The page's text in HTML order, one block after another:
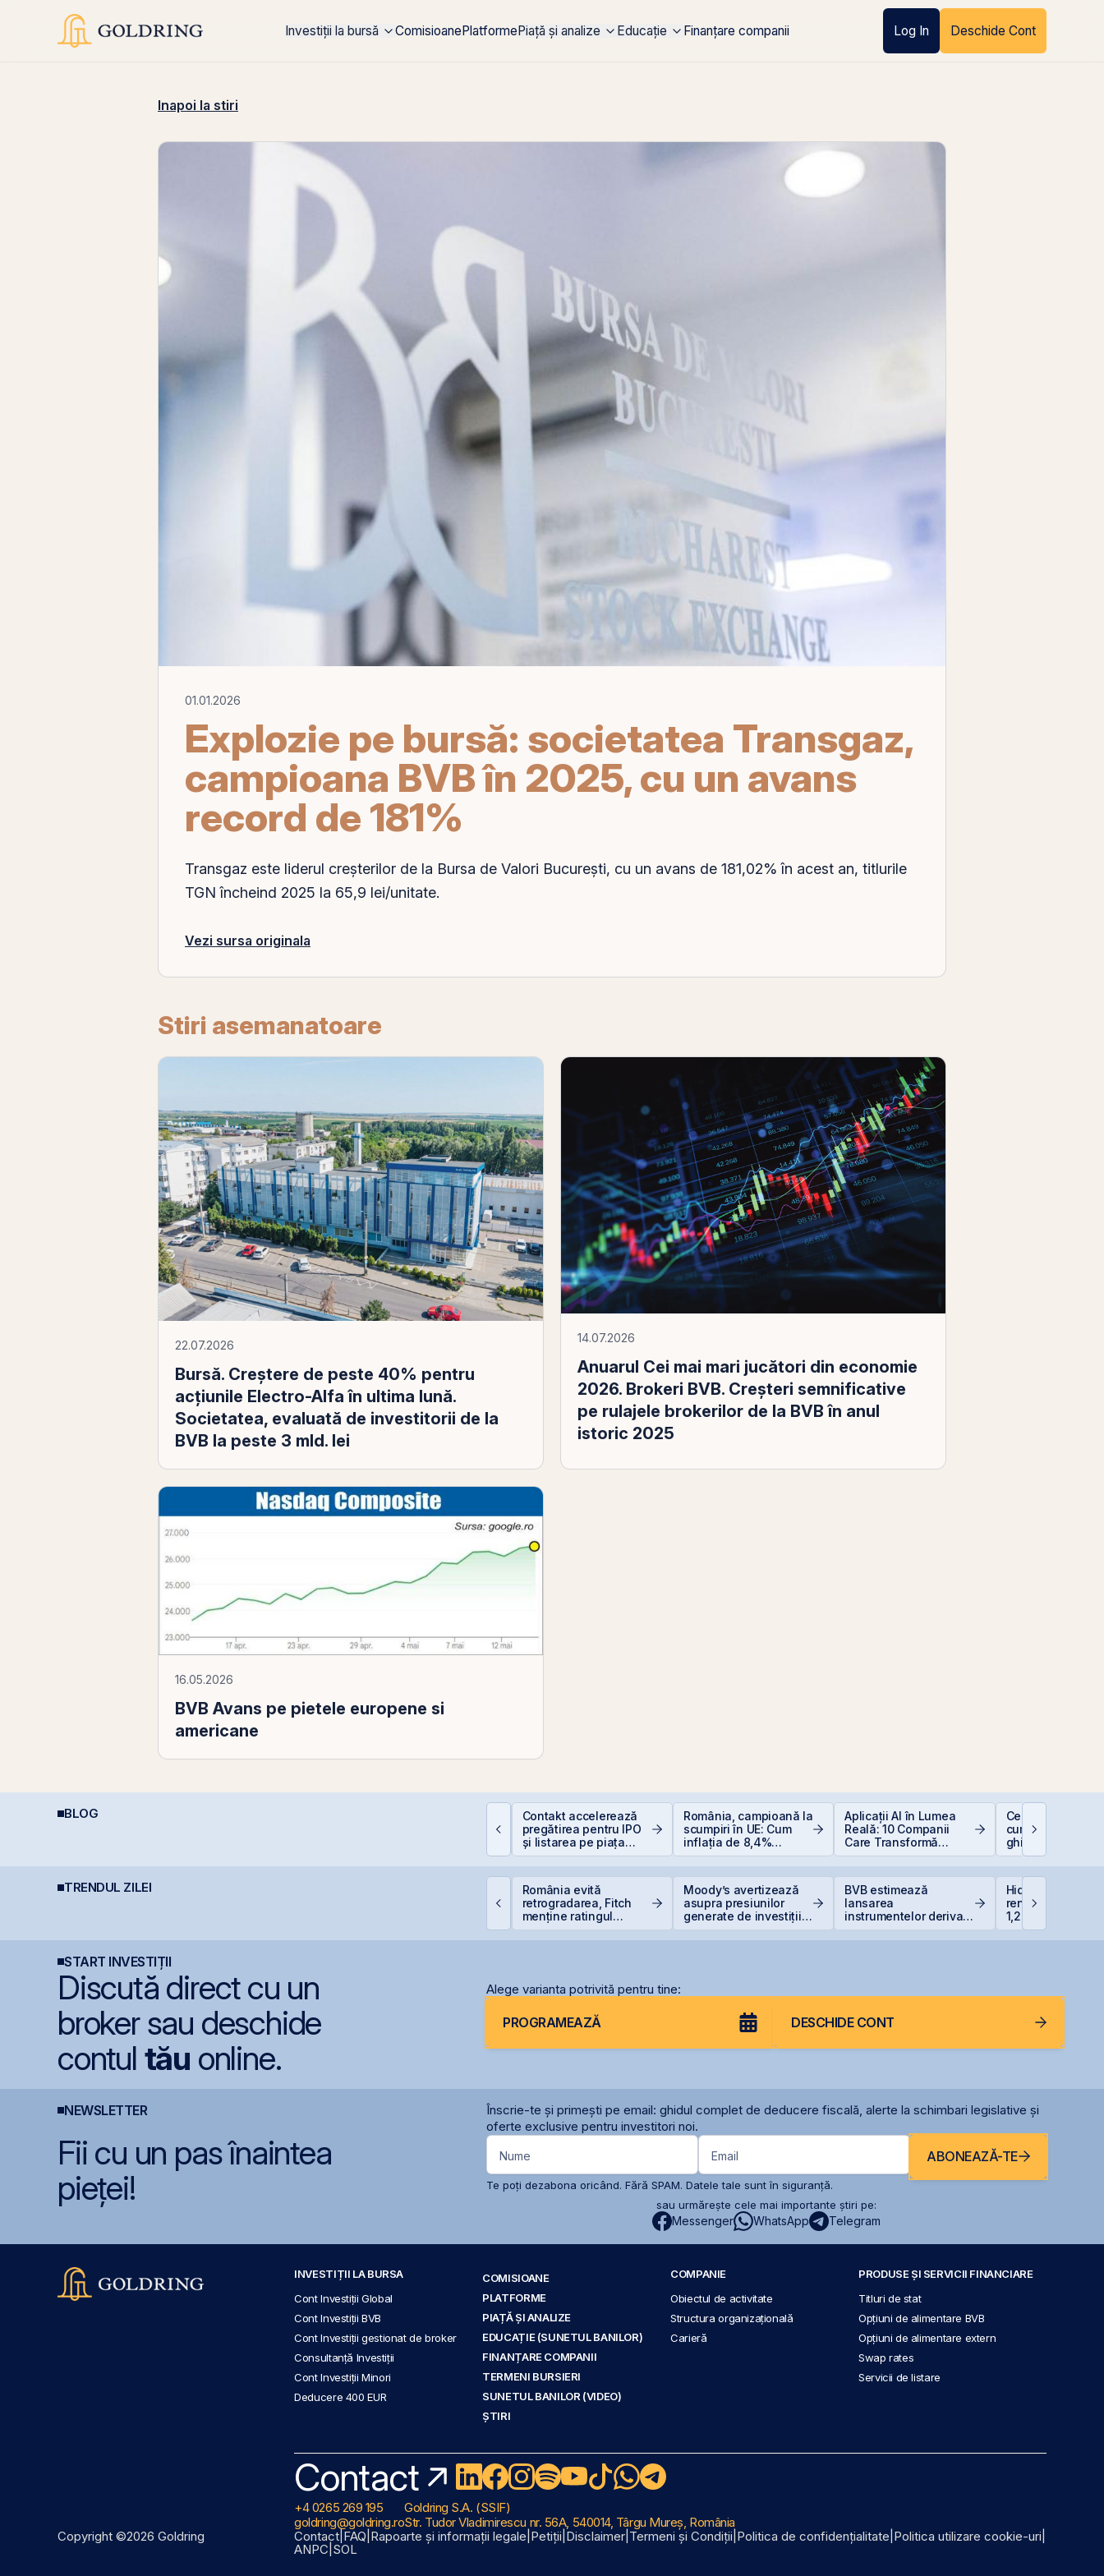
Investiții la bursă ComisioanePlatformePiață și analize Educație Finanțare companii Log In Deschide Cont
Inapoi la stiri
01.01.2026
Explozie pe bursă: societatea Transgaz,
campioana BVB în 2025, cu un avans
record de 181%
Transgaz este liderul creșterilor de la Bursa de Valori București, cu un avans de 181,02% în acest an, titlurile
TGN încheind 2025 la 65,9 lei/unitate.
Vezi sursa originala
Stiri asemanatoare
22.07.2026
Bursă. Creştere de peste 40% pentru
acţiunile Electro-Alfa în ultima lună.
Societatea, evaluată de investitorii de la
BVB la peste 3 mld. lei
14.07.2026
Anuarul Cei mai mari jucători din economie
2026. Brokeri BVB. Creşteri semnificative
pe rulajele brokerilor de la BVB în anul
istoric 2025
16.05.2026
BVB Avans pe pietele europene si
americane
BLOG
REIT-urile industriale –
Contakt accelerează
pregătirea pentru IPO
și listarea pe piața
AeRO a BVB
România, campioană la
scumpiri în UE: Cum
inflația de 8,4%
erodează bugetul și
Aplicații AI în Lumea
Reală: 10 Companii
Care Transformă
Industriile
Ce sunt
cum
ghid complet
investitori în
TRENDUL ZILEI
Graffiti Plus debutează
România evită
retrogradarea, Fitch
menține ratingul
Moody’s avertizează
asupra presiunilor
generate de investițiile
BVB estimează
lansarea
instrumentelor derivate
Hidroelectrica
renunțe la un
1,27 miliarde lei
Siret
START INVESTIȚII
Discută direct cu un
broker sau deschide
contul tău online.
Alege varianta potrivită pentru tine:
PROGRAMEAZĂ DESCHIDE CONT
NEWSLETTER
Înscrie-te și primești pe email: ghidul complet de deducere fiscală, alerte la schimbari legislative și
oferte exclusive pentru investitori noi.
Fii cu un pas înaintea
pieței!
Nume Email ABONEAZĂ-TE
Te poți dezabona oricând. Fără SPAM. Datele tale sunt în siguranță.
sau urmărește cele mai importante știri pe:
Messenger WhatsApp Telegram
INVESTIȚII LA BURSA
Cont Investiții Global
Cont Investiții BVB
Cont Investiții gestionat de broker
Consultanță Investiții
Cont Investiții Minori
Deducere 400 EUR
COMISIOANE
PLATFORME
PIAȚĂ ȘI ANALIZE
EDUCAȚIE (SUNETUL BANILOR)
FINANȚARE COMPANII
TERMENI BURSIERI
SUNETUL BANILOR (VIDEO)
ȘTIRI
COMPANIE
Obiectul de activitate
Structura organizațională
Carieră
PRODUSE ȘI SERVICII FINANCIARE
Titluri de stat
Opțiuni de alimentare BVB
Opțiuni de alimentare extern
Swap rates
Servicii de listare
Contact
+4 0265 269 195
goldring@goldring.ro
Goldring S.A. (SSIF)
Str. Tudor Vladimirescu nr. 56A, 540014, Târgu Mureș, România
Copyright ©2026 Goldring
Contact FAQ Rapoarte și informații legale Petiții Disclaimer Termeni și Condiții Politica de confidențialitate Politica utilizare cookie-uri
ANPC SOL